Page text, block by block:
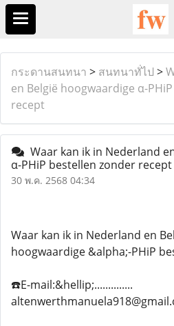
กระดานสนทนา > สนทนาทั่ไป >
en België hoogwaardige α-
recept
Waar kan ik in Nederland
α-PHiP bestellen zonder recept
30 พ.ค. 2568 04:34
Waar kan ik in Nederland en
hoogwaardige &alpha;-PHiP
☎️E-mail:&hellip;..............